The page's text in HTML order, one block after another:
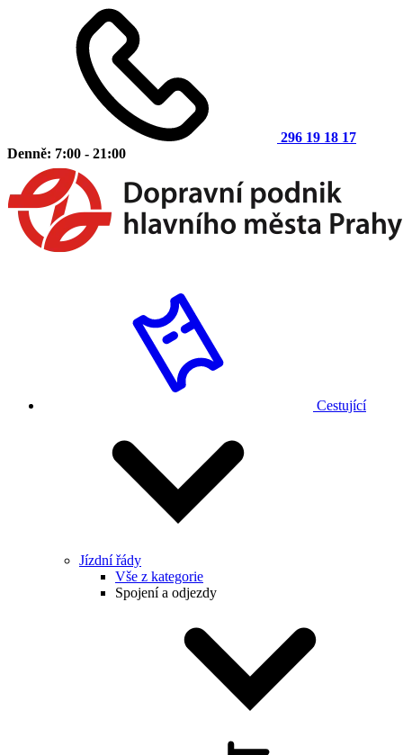
296 19 18 17
Denně: 7:00 - 21:00
Cestující
Jízdní řády
Vše z kategorie
Spojení a odjezdy